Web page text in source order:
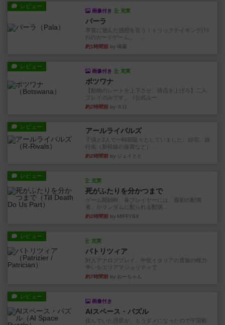
レビュー
画像付き 充実
パーラ
率直に遊んだ感想を言う！トリックテイキング(ﾄﾘ
ﾃ)のカードゲーム。 ...
約1時間前 by 鳴屋
レビュー
画像付き 充実
ボツワナ
【動物のレートを上下させ、得点を上げろ】二人
プレイのみです。（公式ルー...
約2時間前 by ネロ
レビュー アールライバルズ
子供と2人で一時期延々としていました。自宅、旅
行先（新幹線の座席など）...
約2時間前 by ジェイとと
レビュー
充実
死がふたりを分かつまで
ゲーム開始時、各プレイヤーには「最初の配偶
者」がランダムに配られる配偶...
約2時間前 by MIFFYBX
レビュー
充実
パトリツィア
対人アナログプレイ。中世イタリアの貴族の権力
争いをエリアマジョリティで...
約7時間前 by おーちゃん
レビュー
画像付き
AIスペース・パズル
住んでいた惑星が、もうダメになったので宇宙船